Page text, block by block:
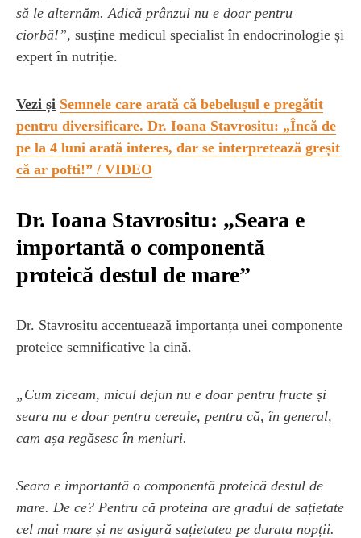
să le alternăm. Adică prânzul nu e doar pentru
ciorbă!”, susține medicul specialist în endocrinologie și
expert în nutriție.
Vezi și Semnele care arată că bebelușul e pregătit
pentru diversificare. Dr. Ioana Stavrositu: „Încă de
pe la 4 luni arată interes, dar se interpretează greșit
că ar pofti!” / VIDEO
Dr. Ioana Stavrositu: „Seara e
importantă o componentă
proteică destul de mare”
Dr. Stavrositu accentuează importanța unei componente
proteice semnificative la cină.
„Cum ziceam, micul dejun nu e doar pentru fructe și
seara nu e doar pentru cereale, pentru că, în general,
cam așa regăsesc în meniuri.
Seara e importantă o componentă proteică destul de
mare. De ce? Pentru că proteina are gradul de sațietate
cel mai mare și ne asigură sațietatea pe durata nopții.